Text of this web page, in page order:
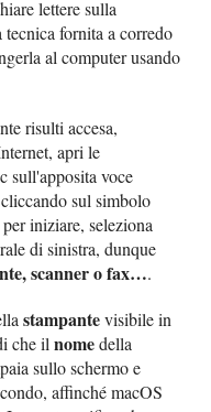
lettere sulla
fornita a corredo
al computer usando
risulti accesa,
apri le
sull'apposita voce
sul simbolo
iniziare, seleziona
di sinistra, dunque
scanner o fax….
stampantevisibile in
che ilnomedella
sullo schermo e
affinché macOS